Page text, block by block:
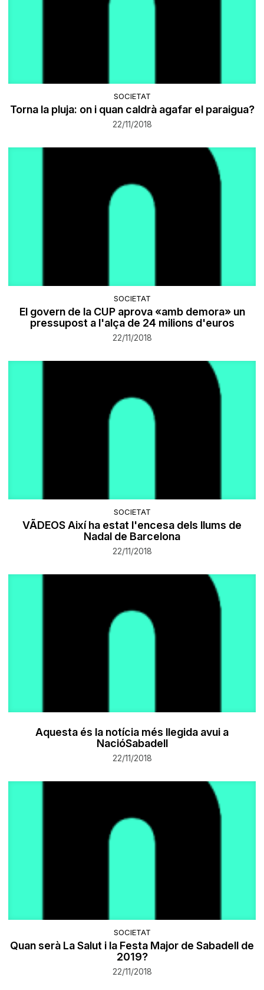
SOCIETAT
Torna la pluja: on i quan caldrà agafar el paraigua?
22/11/2018
SOCIETAT
El govern de la CUP aprova «amb demora» un
pressupost a l'alça de 24 milions d'euros
22/11/2018
SOCIETAT
VÃDEOS Així ha estat l'encesa dels llums de
Nadal de Barcelona
22/11/2018
Aquesta és la notícia més llegida avui a
NacióSabadell
22/11/2018
SOCIETAT
Quan serà La Salut i la Festa Major de Sabadell de
2019?
22/11/2018